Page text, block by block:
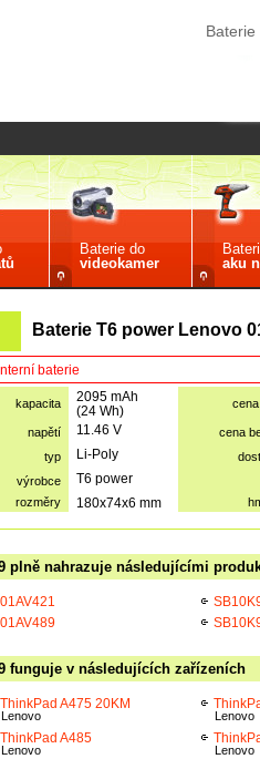
Baterie
Baterie do
videokamer
aku
Baterie T6 power Lenovo
baterie
kapacita
2095 mAh
(24 Wh)
napětí 11.46 V
cena
typ
Li-Poly
výrobce
T6 power
rozměry 180x74x6 mm
plně nahrazuje následujícími
01AV421
01AV489
funguje v následujících zařízeních
ThinkPad A475 20KM
Lenovo
ThinkPad A485
Lenovo
Lenovo
Lenovo